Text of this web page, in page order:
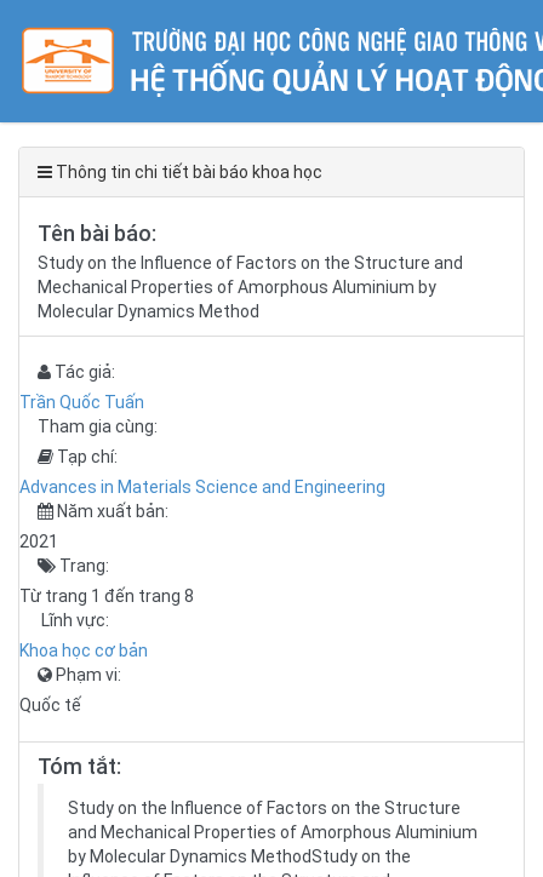
Thông tin chi tiết bài báo khoa học
Tên bài báo:
Study on the Influence of Factors on the Structure and
Mechanical Properties of Amorphous Aluminium by
Molecular Dynamics Method
Tác giả:
Trần Quốc Tuấn
Tham gia cùng:
Tạp chí:
Advances in Materials Science and Engineering
Năm xuất bản:
2021
Trang:
Từ trang 1 đến trang 8
Lĩnh vực:
Khoa học cơ bản
Phạm vi:
Quốc tế
Tóm tắt:
Study on the Influence of Factors on the Structure
and Mechanical Properties of Amorphous Aluminium
by Molecular Dynamics MethodStudy on the